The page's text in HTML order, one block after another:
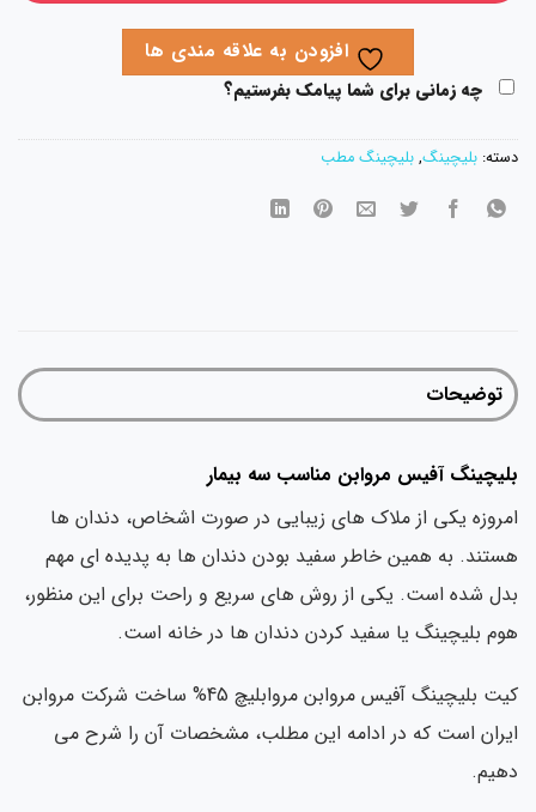
افزودن به علاقه مندی ها
چه زمانی برای شما پیامک بفرستیم؟
بلیچینگ,بلیچینگ مطب
توضیحات
آفیس مروابن مناسب سه بیمار
یکی از ملاک های زیبایی در صورت اشخاص، دندان ها
به همین خاطر سفید بودن دندان ها به پدیده ای مهم
شده است. یکی از روش های سریع و راحت برای این منظور،
بلیچینگ یا سفید کردن دندان ها در خانه است.
کیت بلیچینگ آفیس مروابن مروابلیچ 45% ساخت شرکت مروابن
است که در ادامه این مطلب، مشخصات آن را شرح می